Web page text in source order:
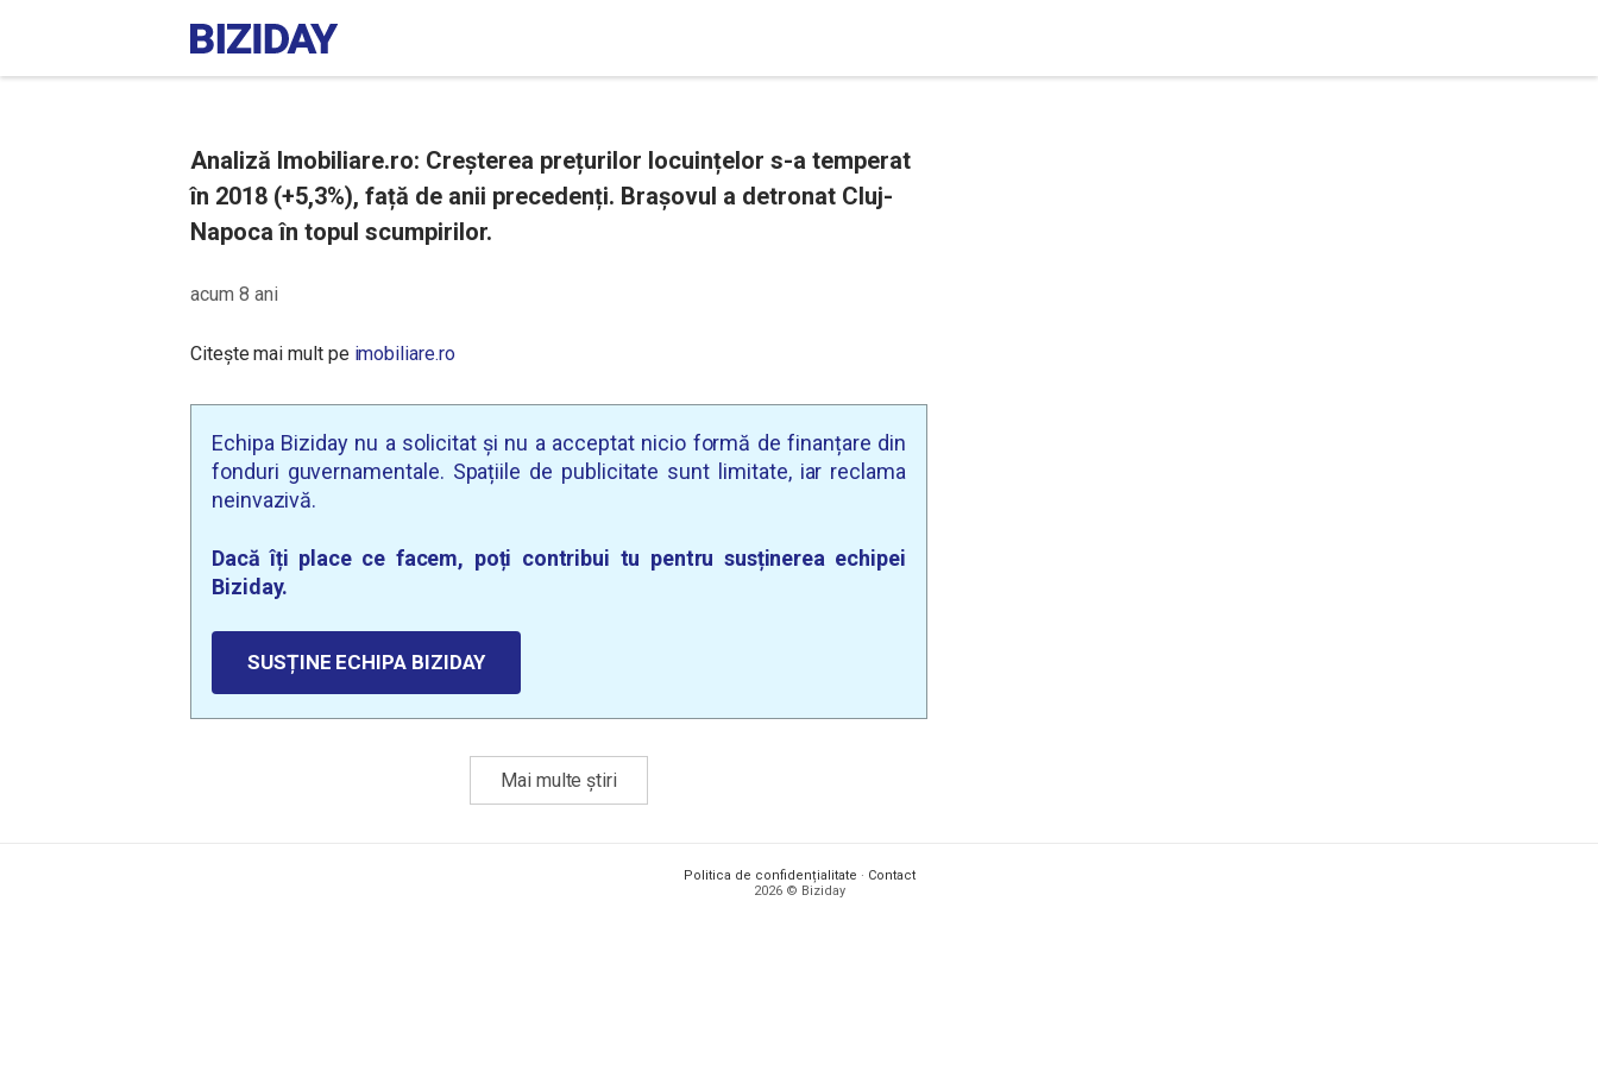
Analiză Imobiliare.ro: Creșterea prețurilor locuințelor s-a temperat
în 2018 (+5,3%), față de anii precedenți. Brașovul a detronat Cluj-
Napoca în topul scumpirilor.
acum 8 ani
Citește mai mult pe imobiliare.ro
Echipa Biziday nu a solicitat și nu a acceptat nicio formă de finanțare din
fonduri guvernamentale. Spațiile de publicitate sunt limitate, iar reclama
neinvazivă.
Dacă îți place ce facem, poți contribui tu pentru susținerea echipei
Biziday.
SUSȚINE ECHIPA BIZIDAY
Mai multe știri
Politica de confidențialitate · Contact
2026 © Biziday